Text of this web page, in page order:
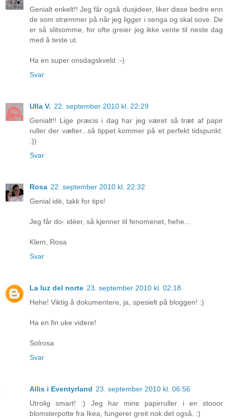
Genialt enkelt!! Jeg får også dusjideer, liker disse bedre enn
de som strømmer på når jeg ligger i senga og skal sove. De
er så slitsomme, for ofte greier jeg ikke vente til neste dag
med å teste ut.
Ha en super onsdagskveld :-)
Svar
Ulla V. 22. september 2010 kl. 22:29
Genialt!! Lige præcis i dag har jeg været så træt af papir
ruller der vælter...så tippet kommer på et perfekt tidspunkt.
:))
Svar
Rosa 22. september 2010 kl. 22:32
Genial idè, takk for tips!
Jeg får do- idèer, så kjenner til fenomenet, hehe...
Klem, Rosa
Svar
La luz del norte 23. september 2010 kl. 02:18
Hehe! Viktig å dokumentere, ja, spesielt på bloggen! :)
Ha en fin uke videre!
Solrosa
Svar
Allis i Eventyrland 23. september 2010 kl. 06:56
Utrolig smart! :) Jeg har mine papirruller i en stooor
blomsterpotte fra Ikea, fungerer greit nok det også. :)